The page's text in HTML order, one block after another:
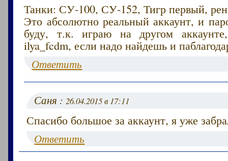
Танки: СУ-100, СУ-152, Тигр первый,
Это абсолютно реальный аккаунт, и
буду, т.к. играю на другом
ilya_fcdm, если надо найдешь и
Ответить
Саня :26.04.2015 в 17:11
Спасибо большое за аккаунт, я уже
Ответить